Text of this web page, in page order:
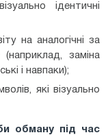
ідентичні
на аналогічні за
заміна
і навпаки);
які візуально
обману під час